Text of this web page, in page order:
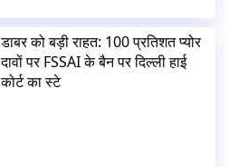
डाबर को बड़ी राहत: 100 प्रतिशत प्योर
दावों पर FSSAI के बैन पर दिल्ली हाई
कोर्ट का स्टे